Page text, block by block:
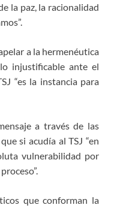
la paz, la racionalidad
a la hermenéutica
injustificable ante el
“es la instancia para
a través de las
si acudía al TSJ “en
vulnerabilidad por
que conforman la